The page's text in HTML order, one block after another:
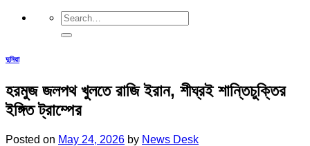
দুনিয়া
হরমুজ জলপথ খুলতে রাজি ইরান, শীঘ্রই শান্তিচুক্তির
ইঙ্গিত ট্রাম্পের
Posted on May 24, 2026 by News Desk